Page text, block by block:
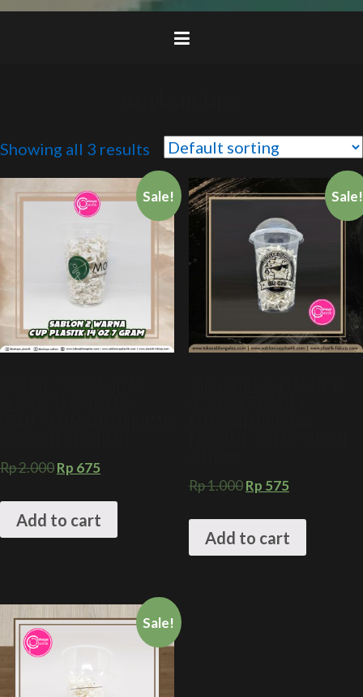
Showing all 3 results
Sale!
Rp2.000Rp 675
Add to cart
Sale!
Rp1.000Rp 575
Add to cart
Sale!